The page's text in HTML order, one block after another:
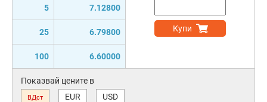
5 7.12800
25 6.79800
100 6.60000
Купи
Показвай цените в
ВДст EUR USD